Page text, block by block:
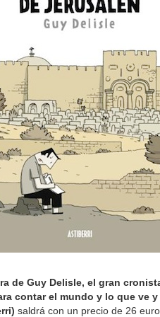
de Guy Delisle, el gran
contar el mundo y lo que ve
saldrá con un precio de 26